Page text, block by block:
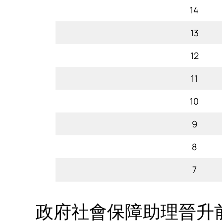
14
13
12
11
10
9
8
7
政府社會保障助理晉升